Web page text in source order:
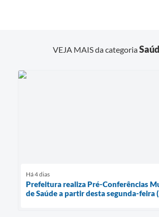
VEJA MAIS da categoria
Há 4 dias
Prefeitura realiza Pré-Conferências
de Saúde a partir desta segunda-feira